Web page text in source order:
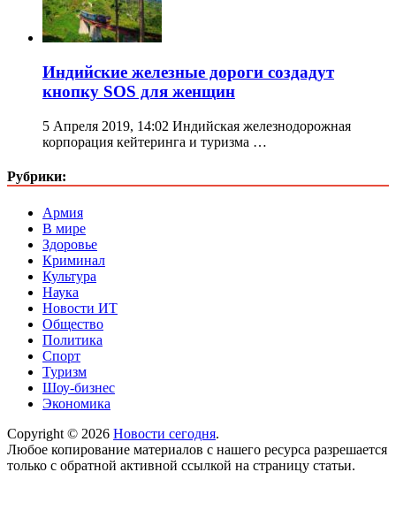
Индийские железные дороги создадут
кнопку SOS для женщин
5 Апреля 2019, 14:02 Индийская железнодорожная
корпорация кейтеринга и туризма …
Рубрики:
Армия
В мире
Здоровье
Криминал
Культура
Наука
Новости ИТ
Общество
Политика
Спорт
Туризм
Шоу-бизнес
Экономика
Copyright © 2026 Новости сегодня.
Любое копирование материалов с нашего ресурса разрешается
только с обратной активной ссылкой на страницу статьи.